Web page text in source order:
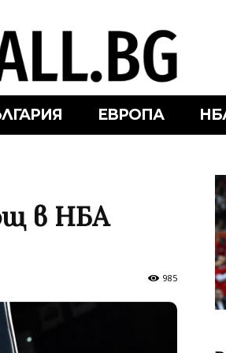
ЕВРОПА
в НБА
985